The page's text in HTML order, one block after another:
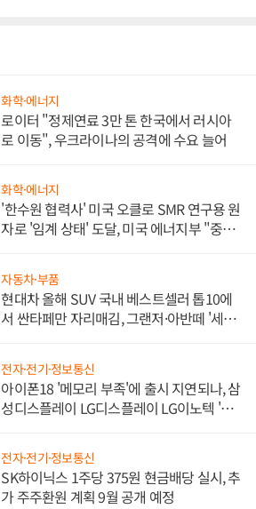
화학·에너지
로이터 "정제연료 3만 톤 한국에서 러시아
로 이동", 우크라이나의 공격에 수요 늘어
화학·에너지
'한수원 협력사' 미국 오클로 SMR 연구용 원
자로 '임계 상태' 도달, 미국 에너지부 "중요
자동차·부품
현대차 올해 SUV 국내 베스트셀러 톱10에
서 싼타페만 자리매김, 그랜저·아반떼 '세단
전자·전기·정보통신
아이폰18 '메모리 부족'에 출시 지연되나, 삼
성디스플레이 LG디스플레이 LG이노텍 '탈
전자·전기·정보통신
SK하이닉스 1주당 375원 현금배당 실시, 추
가 주주환원 계획 9월 공개 예정